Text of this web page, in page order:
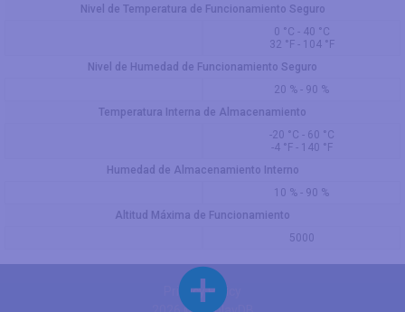
Nivel de Temperatura de Funcionamiento Seguro
0 °C - 40 °C
32 °F - 104 °F
Nivel de Humedad de Funcionamiento Seguro
20 % - 90 %
Temperatura Interna de Almacenamiento
-20 °C - 60 °C
-4 °F - 140 °F
Humedad de Almacenamiento Interno
10 % - 90 %
Altitud Máxima de Funcionamiento
5000
Privacy Policy